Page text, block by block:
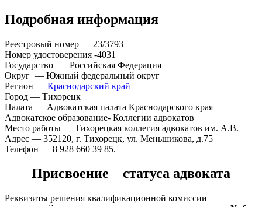
Подробная информация
Реестровый номер — 23/3793
Номер удостоверения -4031
Государство — Российская Федерация
Округ — Южный федеральный округ
Регион — Краснодарский край
Город — Тихорецк
Палата — Адвокатская палата Краснодарского края
Адвокатское образование- Коллегии адвокатов
Место работы — Тихорецкая коллегия адвокатов им. А.В.
Адрес — 352120, г. Тихорецк, ул. Меньшикова, д.75
Телефон — 8 928 660 39 85.
Присвоение статуса адвоката
Реквизиты решения квалификационной комиссии